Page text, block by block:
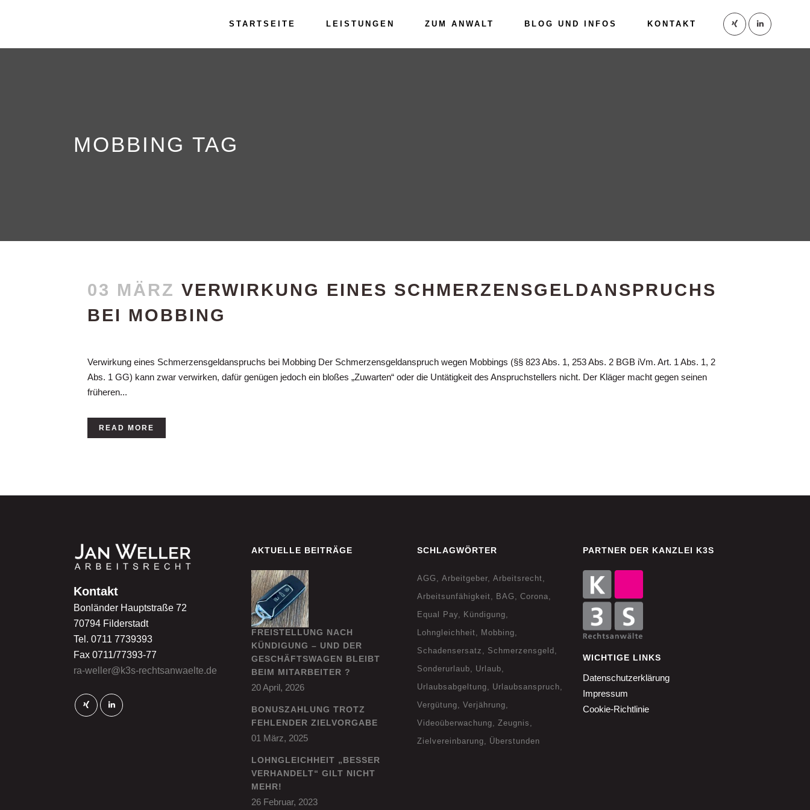
STARTSEITE LEISTUNGEN ZUM ANWALT BLOG UND INFOS KONTAKT
MOBBING TAG
03 MÄRZ VERWIRKUNG EINES SCHMERZENSGELDANSPRUCHS
BEI MOBBING
Verwirkung eines Schmerzensgeldanspruchs bei Mobbing Der Schmerzensgeldanspruch wegen Mobbings (§§ 823 Abs. 1, 253 Abs. 2 BGB iVm. Art. 1 Abs. 1, 2
Abs. 1 GG) kann zwar verwirken, dafür genügen jedoch ein bloßes „Zuwarten“ oder die Untätigkeit des Anspruchstellers nicht. Der Kläger macht gegen seinen
früheren...
READ MORE
Kontakt
Bonländer Hauptstraße 72
70794 Filderstadt
Tel. 0711 7739393
Fax 0711/77393-77
ra-weller@k3s-rechtsanwaelte.de
AKTUELLE BEITRÄGE
FREISTELLUNG NACH
KÜNDIGUNG – UND DER
GESCHÄFTSWAGEN BLEIBT
BEIM MITARBEITER ?
20 April, 2026
BONUSZAHLUNG TROTZ
FEHLENDER ZIELVORGABE
01 März, 2025
LOHNGLEICHHEIT „BESSER
VERHANDELT“ GILT NICHT
MEHR!
26 Februar, 2023
SCHLAGWÖRTER
AGG Arbeitgeber Arbeitsrecht
Arbeitsunfähigkeit
BAG
Corona
Equal Pay
Kündigung
Lohngleichheit
Mobbing
Schadensersatz
Schmerzensgeld
Sonderurlaub
Urlaub
Urlaubsabgeltung
Urlaubsanspruch
Vergütung
Verjährung
Videoüberwachung
Zeugnis
Zielvereinbarung
Überstunden
PARTNER DER KANZLEI K3S
WICHTIGE LINKS
Datenschutzerklärung
Impressum
Cookie-Richtlinie